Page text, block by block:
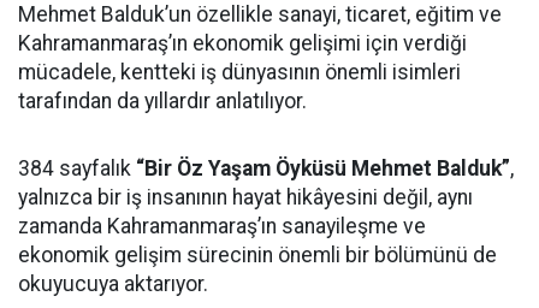
Mehmet Balduk’un özellikle sanayi, ticaret, eğitim ve
Kahramanmaraş’ın ekonomik gelişimi için verdiği
mücadele, kentteki iş dünyasının önemli isimleri
tarafından da yıllardır anlatılıyor.
384 sayfalık “Bir Öz Yaşam Öyküsü Mehmet Balduk”,
yalnızca bir iş insanının hayat hikâyesini değil, aynı
zamanda Kahramanmaraş’ın sanayileşme ve
ekonomik gelişim sürecinin önemli bir bölümünü de
okuyucuya aktarıyor.